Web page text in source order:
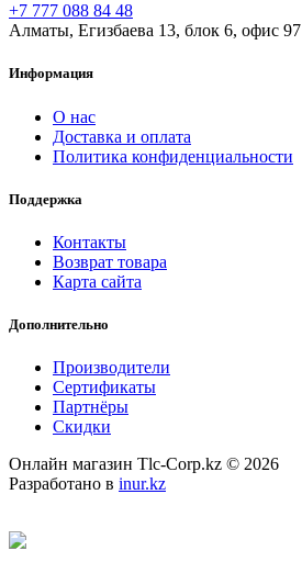
+7 777 088 84 48
Алматы, Егизбаева 13, блок 6, офис 97
Информация
О нас
Доставка и оплата
Политика конфиденциальности
Поддержка
Контакты
Возврат товара
Карта сайта
Дополнительно
Производители
Сертификаты
Партнёры
Скидки
Онлайн магазин Tlc-Corp.kz © 2026
Разработано в inur.kz